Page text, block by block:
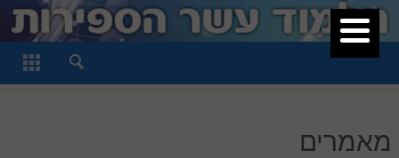
סגור
חלק ב
מאמרים